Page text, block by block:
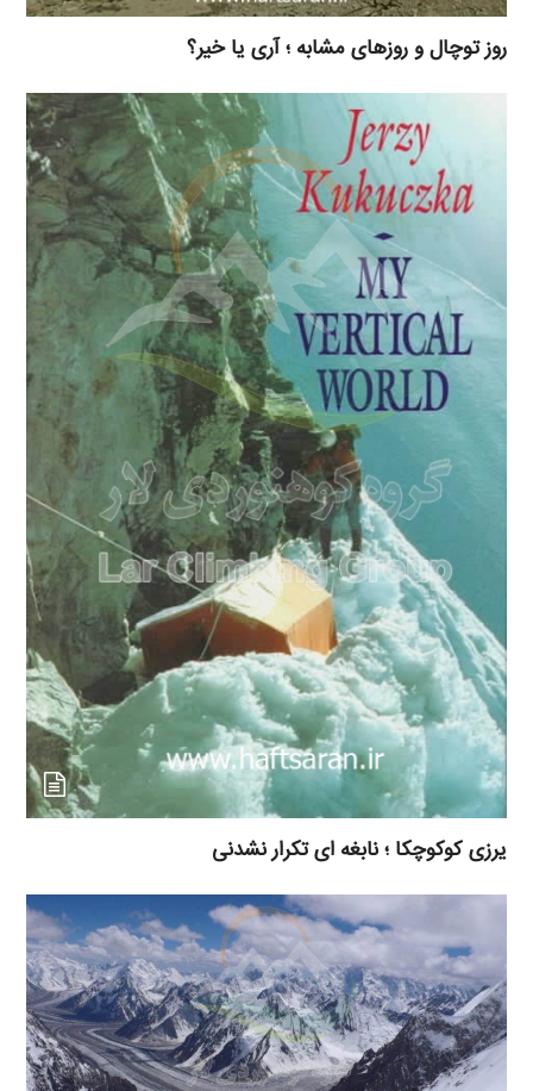
روز توچال و روزهای مشابه ؛ آری یا خیر؟
یرزی کوکوچکا ؛ نابغه ای تکرار نشدنی